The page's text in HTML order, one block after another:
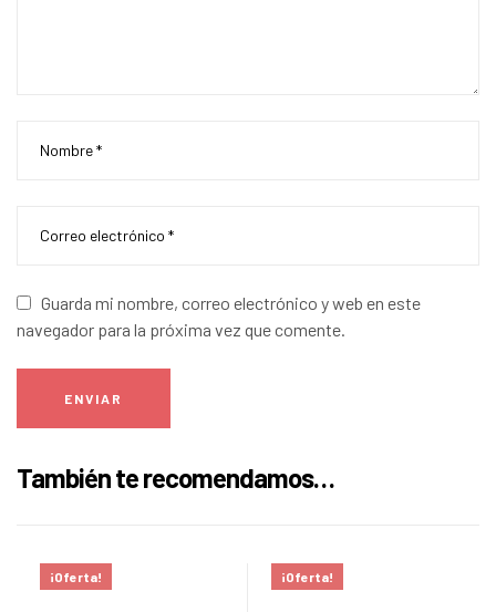
Guarda mi nombre, correo electrónico y web en este
navegador para la próxima vez que comente.
ENVIAR
También te recomendamos…
¡Oferta! ¡Oferta!